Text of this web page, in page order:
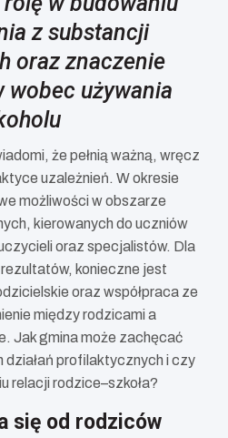
z substancji
oraz znaczenie
wobec używania
że pełnią ważną, wręcz
uzależnień. W okresie
możliwości w obszarze
kierowanych do uczniów
oraz specjalistów. Dla
konieczne jest
oraz współpraca ze
między rodzicami a
Jak gmina może zachęcać
działań profilaktycznych i czy
relacji rodzice–szkoła?
się od rodziców